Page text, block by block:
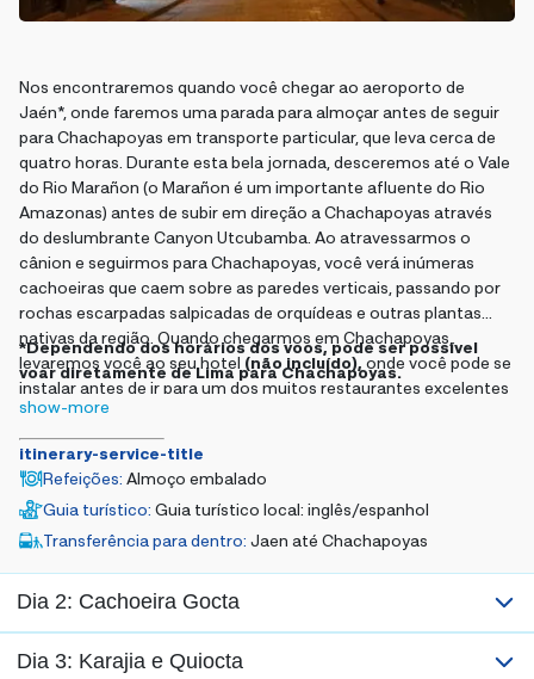
Nos encontraremos quando você chegar ao aeroporto de
Jaén*, onde faremos uma parada para almoçar antes de seguir
para Chachapoyas em transporte particular, que leva cerca de
quatro horas. Durante esta bela jornada, desceremos até o Vale
do Rio Marañon (o Marañon é um importante afluente do Rio
Amazonas) antes de subir em direção a Chachapoyas através
do deslumbrante Canyon Utcubamba. Ao atravessarmos o
cânion e seguirmos para Chachapoyas, você verá inúmeras
cachoeiras que caem sobre as paredes verticais, passando por
rochas escarpadas salpicadas de orquídeas e outras plantas
nativas da região. Quando chegarmos em Chachapoyas,
levaremos você ao seu hotel (não incluído), onde você pode se
instalar antes de ir para um dos muitos restaurantes excelentes
da cidade para jantar
*Dependendo dos horários dos voos, pode ser possível
voar diretamente de Lima para Chachapoyas.
show-more
itinerary-service-title
Refeições: Almoço embalado
Guia turístico: Guia turístico local: inglês/espanhol
Transferência para dentro: Jaen até Chachapoyas
Dia 2: Cachoeira Gocta
Dia 3: Karajia e Quiocta